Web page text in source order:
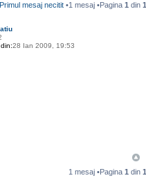
Primul mesaj necitit •1 mesaj •Pagina 1 din 1
28 Ian 2009, 19:53
1 mesaj •Pagina 1 din 1